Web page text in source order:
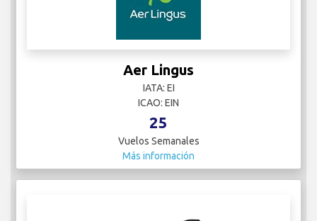
Aer Lingus
IATA: EI
ICAO: EIN
25
Vuelos Semanales
Más información